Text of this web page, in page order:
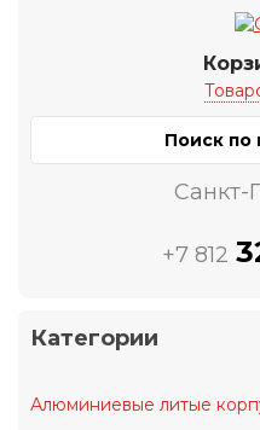
Санкт-
+7 812
Категории
Алюминиевые литые